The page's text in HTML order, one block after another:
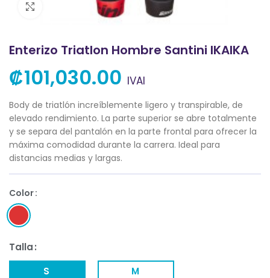
Clic para ampliar
Enterizo Triatlon Hombre Santini IKAIKA
₡101,030.00 IVAI
Body de triatlón increíblemente ligero y transpirable, de
elevado rendimiento. La parte superior se abre totalmente
y se separa del pantalón en la parte frontal para ofrecer la
máxima comodidad durante la carrera. Ideal para
distancias medias y largas.
Color
Talla
S
M